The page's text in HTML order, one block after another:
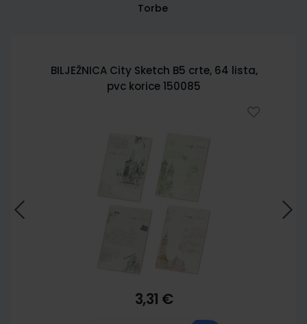
Torbe
BILJEŽNICA City Sketch B5 crte, 64 lista,
pvc korice 150085
3,31 €